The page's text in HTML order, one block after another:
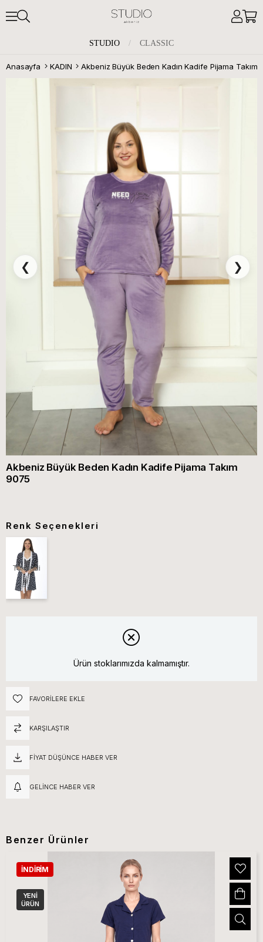
STUDIO / CLASSIC
Anasayfa KADIN Akbeniz Büyük Beden Kadın Kadife Pijama Takım
❮ ❯
Akbeniz Büyük Beden Kadın Kadife Pijama Takım
9075
Renk Seçenekleri
Tükendi
Ürün stoklarımızda kalmamıştır.
FAVORILERE EKLE
KARŞILAŞTIR
FIYAT DÜŞÜNCE HABER VER
GELINCE HABER VER
Benzer Ürünler
İNDIRIM
YENI
ÜRÜN